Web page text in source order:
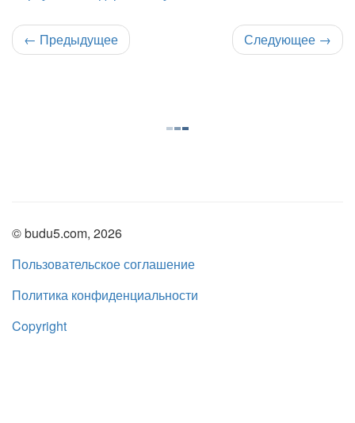
← Предыдущее Следующее →
© budu5.com, 2026
Пользовательское соглашение
Политика конфиденциальности
Copyright